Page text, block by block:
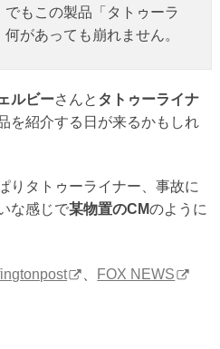
もこの製品「タトゥーラ
があっても崩れません。
ルビーさんと タトゥーライナ
を紹介する日が来るかもしれ
りタトゥーライナー、事故に
な感じで某物置のCMのように
FOX NEWS